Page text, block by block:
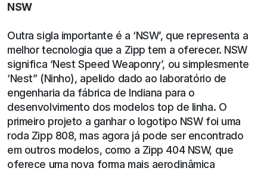
NSW
Outra sigla importante é a ‘NSW’, que representa a
melhor tecnologia que a Zipp tem a oferecer. NSW
significa ‘Nest Speed Weaponry’, ou simplesmente
‘Nest” (Ninho), apelido dado ao laboratório de
engenharia da fábrica de Indiana para o
desenvolvimento dos modelos top de linha. O
primeiro projeto a ganhar o logotipo NSW foi uma
roda Zipp 808, mas agora já pode ser encontrado
em outros modelos, como a Zipp 404 NSW, que
oferece uma nova forma mais aerodinâmica